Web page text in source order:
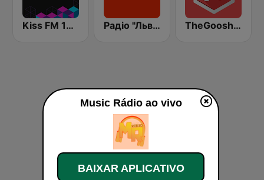
Kiss FM 106.5 (Кисc ФМ) Радіо "Львівська Хвиля" Lviv.fm 100.8 TheGoosh Radio - Deep House
Music Rádio ao vivo
BAIXAR APLICATIVO